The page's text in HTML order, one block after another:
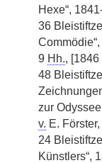
Hexe“,
36
9 Hh., [1846
48
zur
v. E.
24
Künstlers“,